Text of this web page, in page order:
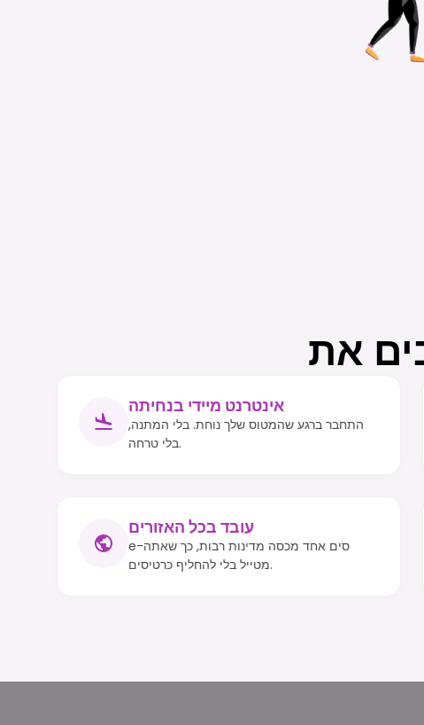
אינטרנט מיידי בנחיתה
התחבר ברגע שהמטוס שלך נוחת. בלי המתנה,
בלי טרחה.
עובד בכל האזורים
e-סים אחד מכסה מדינות רבות, כך שאתה
מטייל בלי להחליף כרטיסים.